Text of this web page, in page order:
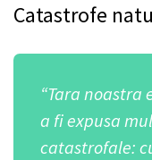
Catastrofe
“Tara
a fi expusa
catastrofale: